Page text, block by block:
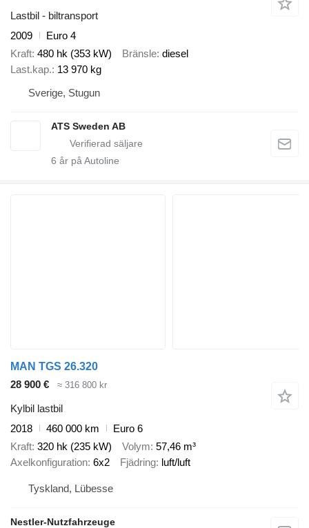
Lastbil - biltransport
2009
Euro 4
Kraft 480 hk (353 kW) Bränsle diesel
Last.kap. 13 970 kg
Sverige, Stugun
ATS Sweden AB
6 år på Autoline
MAN TGS 26.320
28 900 €
≈ 316 800 kr
Kylbil lastbil
2018
460 000 km
Euro 6
Kraft 320 hk (235 kW) Volym 57,46 m³
Axelkonfiguration 6x2 Fjädring luft/luft
Tyskland, Lübesse
Nestler-Nutzfahrzeuge